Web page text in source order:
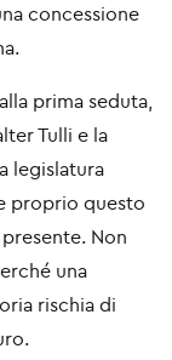
concessione
prima seduta,
Tulli e la
legislatura
proprio questo
Non
una
rischia di